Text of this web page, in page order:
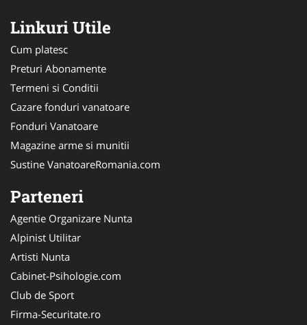
Linkuri Utile
Cum platesc
Preturi Abonamente
Termeni si Conditii
Cazare fonduri vanatoare
Fonduri Vanatoare
Magazine arme si munitii
Sustine VanatoareRomania.com
Parteneri
Agentie Organizare Nunta
Alpinist Utilitar
Artisti Nunta
Cabinet-Psihologie.com
Club de Sport
Firma-Securitate.ro